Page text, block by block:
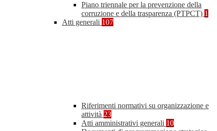
Piano triennale per la prevenzione della
corruzione e della trasparenza (PTPCT) 1
Atti generali 107
Riferimenti normativi su organizzazione e
attività 23
Atti amministrativi generali 10